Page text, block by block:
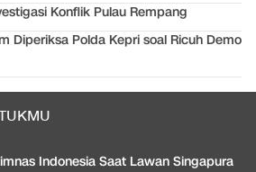
Konflik Pulau Rempang
Diperiksa Polda Kepri soal Ricuh Demo
Indonesia Saat Lawan Singapura